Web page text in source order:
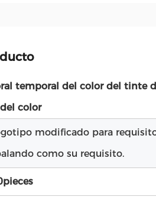
temporal del color del tinte
color
modificado para
como su requisito.